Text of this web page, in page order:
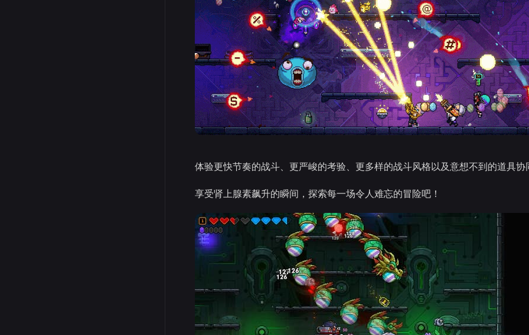
体验更快节奏的战斗、更严峻的考验、更多样的战斗风格以及意想不到的道具协
享受肾上腺素飙升的瞬间，探索每一场令人难忘的冒险吧！